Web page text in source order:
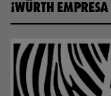
¡WÜRTH